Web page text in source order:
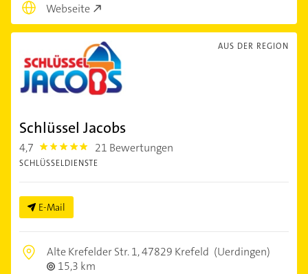
Webseite
AUS DER REGION
Schlüssel Jacobs
4,7 4.7000003 21 Bewertungen
SCHLÜSSELDIENSTE
E-Mail
Alte Krefelder Str. 1,47829 Krefeld (Uerdingen)
15,3 km